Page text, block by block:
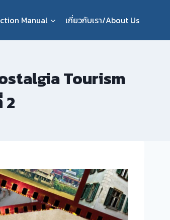
Manual เกี่ยวกับเรา/About Us
Tourism
2